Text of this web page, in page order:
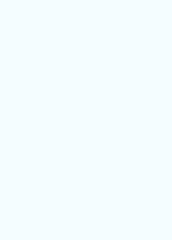
et les
fournir des services
à vos salons